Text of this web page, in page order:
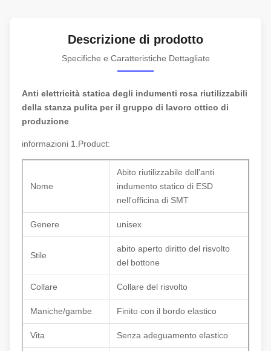
Descrizione di prodotto
Specifiche e Caratteristiche Dettagliate
Anti elettricità statica degli indumenti rosa riutilizzabili
della stanza pulita per il gruppo di lavoro ottico di
produzione
informazioni 1.Product:
Nome
Abito riutilizzabile dell'anti
indumento statico di ESD
nell'officina di SMT
Genere unisex
Stile
abito aperto diritto del risvolto
del bottone
Collare Collare del risvolto
Maniche/gambe Finito con il bordo elastico
Vita Senza adeguamento elastico